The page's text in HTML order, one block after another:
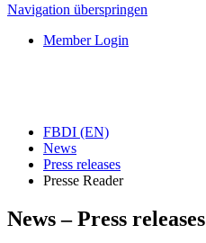
Navigation überspringen
Member Login
FBDI (EN)
News
Press releases
Presse Reader
News – Press releases